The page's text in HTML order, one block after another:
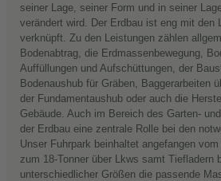
seiner Lage, seiner Form und in seiner
verändert wird. Der Erdbau ist eng mit den
verknüpft. Zu den Leistungen zählen
Bodenabtrag, die Erdmassenbewegung,
Auffüllungen und Aufschüttungen, der
Bodenaushub für Gräben, Baggerarbeiten
der Fundamentaushub oder auch die
Gebäude. Auch im Bereich des Garten-
der Erdbau eine zentrale Rolle bei den
Unser Fuhrpark beinhaltet angefangen
zum 18-Tonner über Lkws samt Tiefladern
unterschiedlicher Größen die passende